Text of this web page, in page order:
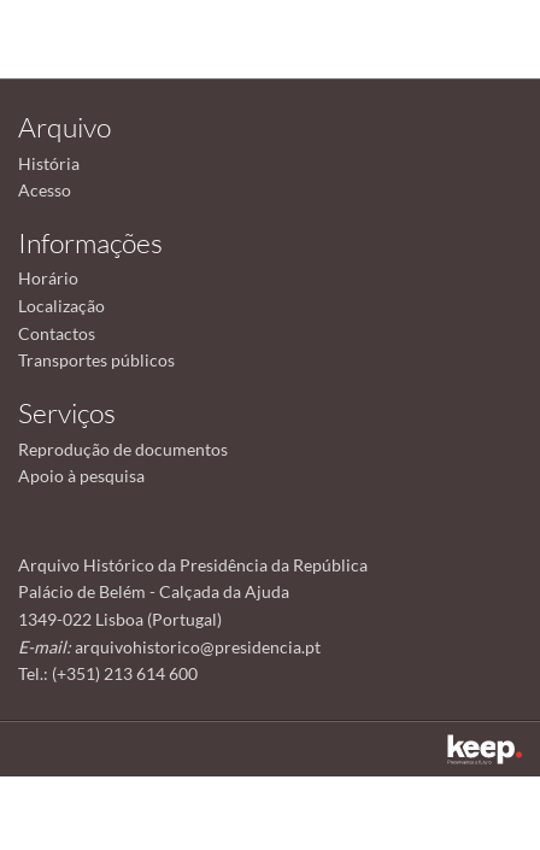
Arquivo
História
Acesso
Informações
Horário
Localização
Contactos
Transportes públicos
Serviços
Reprodução de documentos
Apoio à pesquisa
Arquivo Histórico da Presidência da República
Palácio de Belém - Calçada da Ajuda
1349-022 Lisboa (Portugal)
E-mail:arquivohistorico@presidencia.pt
Tel.: (+351) 213 614 600